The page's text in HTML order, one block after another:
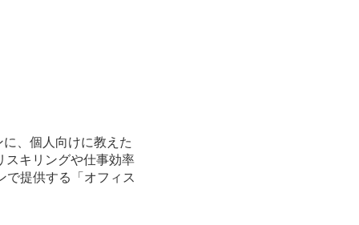
、個人向けに教えた
スキリングや仕事効率
で提供する「オフィス